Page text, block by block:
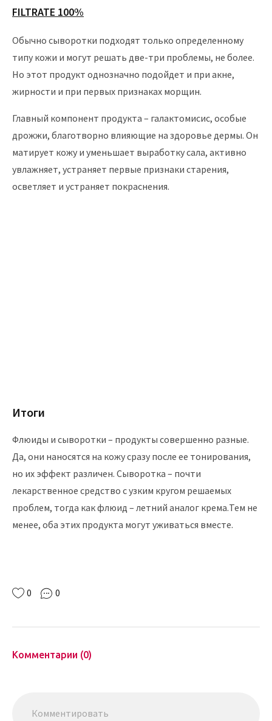
FILTRATE 100%
Обычно сыворотки подходят только определенному
типу кожи и могут решать две-три проблемы, не более.
Но этот продукт однозначно подойдет и при акне,
жирности и при первых признаках морщин.
Главный компонент продукта – галактомисис, особые
дрожжи, благотворно влияющие на здоровье дермы. Он
матирует кожу и уменьшает выработку сала, активно
увлажняет, устраняет первые признаки старения,
осветляет и устраняет покраснения.
Итоги
Флюиды и сыворотки – продукты совершенно разные.
Да, они наносятся на кожу сразу после ее тонирования,
но их эффект различен. Сыворотка – почти
лекарственное средство с узким кругом решаемых
проблем, тогда как флюид – летний аналог крема.Тем не
менее, оба этих продукта могут уживаться вместе.
0 0
Комментарии (0)